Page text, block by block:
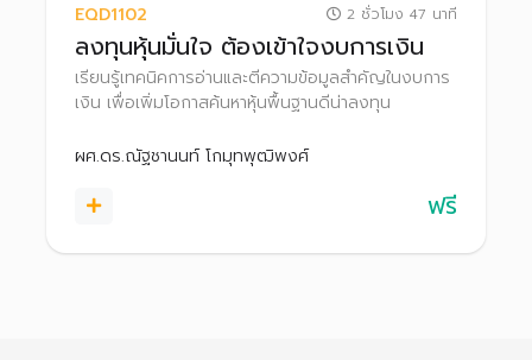
EQD1102 2 ชั่วโมง 47 นาที
ลงทุนหุ้นมั่นใจ ต้องเข้าใจงบการเงิน
เรียนรู้เทคนิคการอ่านและตีความข้อมูลสำคัญในงบการ
เงิน เพื่อเพิ่มโอกาสค้นหาหุ้นพื้นฐานดีน่าลงทุน
ผศ.ดร.ณัฐชานนท์ โกมุทพุฒิพงศ์
ฟรี